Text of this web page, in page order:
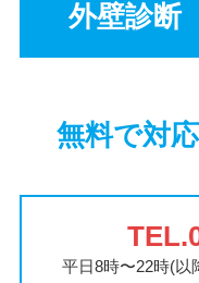
外壁診断
無料で対
平日8時〜22時(以